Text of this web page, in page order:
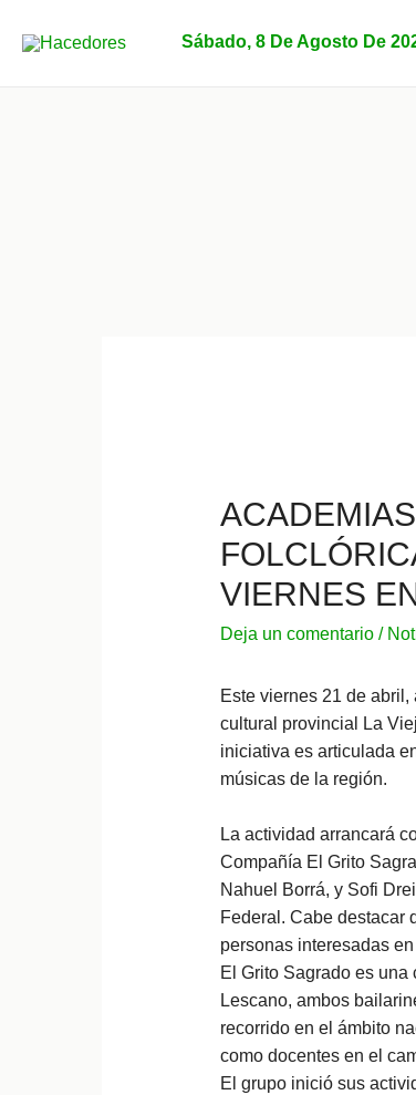
Sábado, 8 De Agosto De
VIERNES
Deja un comentario /
Este viernes 21 de
cultural provincial La
iniciativa es articulada
músicas de la región.
La actividad arrancará
Compañía El Grito
Nahuel Borrá, y Sofi
Federal. Cabe destacar
personas interesadas
El Grito Sagrado es
Lescano, ambos
recorrido en el ámbito
como docentes en el
El grupo inició sus